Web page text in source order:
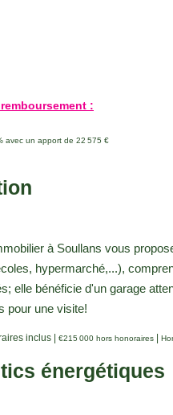
:
avec un apport de 22 575 €
à Soullans vous
hypermarché,...),
elle bénéficie d'un garage
pour une visite!
inclus €215 000 hors honoraires
énergétiques